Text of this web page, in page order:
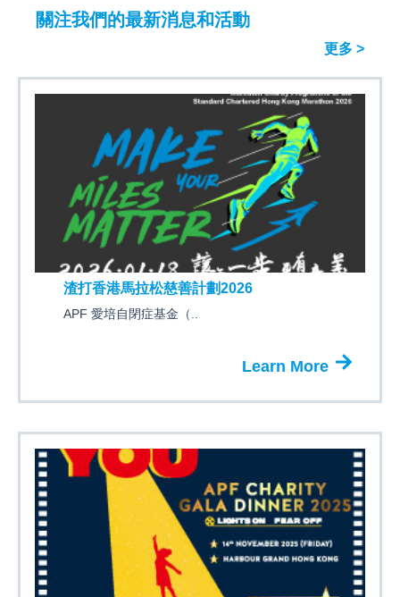
關注我們的最新消息和活動
更多 >
渣打香港馬拉松慈善計劃2026
APF 愛培自閉症基金（..
Learn More